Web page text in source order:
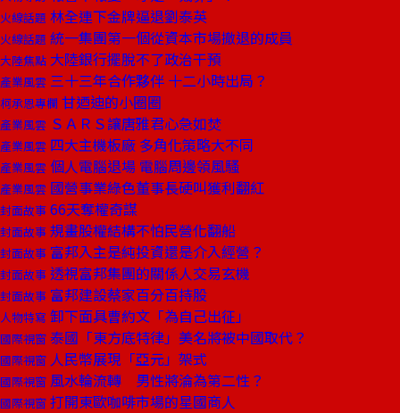
火線話題 林全連下金牌逼退劉泰英
火線話題 統一集團第一個從資本市場撤退的成員
大陸焦點 大陸銀行擺脫不了政治干預
產業風雲 三十三年合作夥伴 十二小時出局？
柯承恩專欄 甘迺迪的小圈圈
產業風雲 ＳＡＲＳ讓唐雅君心急如焚
產業風雲 四大主機板廠 多角化策略大不同
產業風雲 個人電腦退場 電腦周邊領風騷
產業風雲 國營事業綠色董事長硬叫獲利翻紅
封面故事 66天奪權奇謀
封面故事 規畫股權結構不怕民營化翻船
封面故事 富邦入主是純投資還是介入經營？
封面故事 透視富邦集團的關係人交易玄機
封面故事 富邦建設蔡家百分百持股
人物特寫 卸下面具曹約文「為自己出征」
國際視窗 泰國「東方底特律」美名將被中國取代？
國際視窗 人民幣展現「亞元」架式
國際視窗 風水輪流轉 男性將淪為第二性？
國際視窗 打開東歐咖啡市場的星國商人